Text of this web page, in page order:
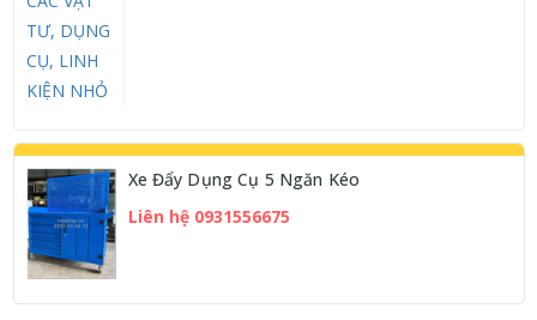
Xe Đẩy Dụng Cụ 5 Ngăn Kéo
Liên hệ 0931556675